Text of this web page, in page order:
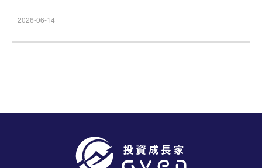
債 ETF 推薦」及「金融債 ETF 推薦」兩大主軸，提供完整的
人，還是中長期
2026-06-14